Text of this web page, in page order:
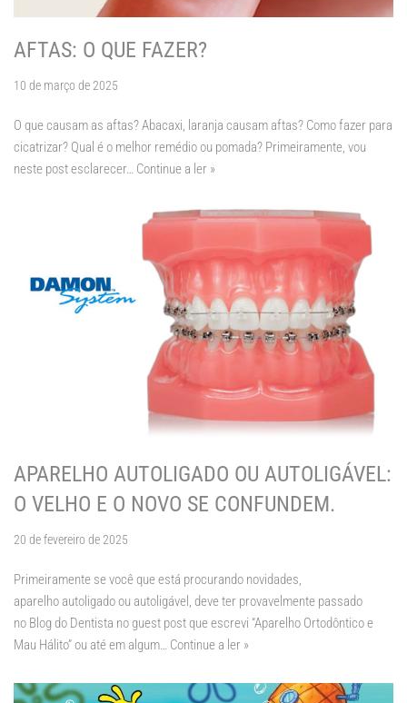
AFTAS: O QUE FAZER?
10 de março de 2025
O que causam as aftas? Abacaxi, laranja causam aftas? Como fazer para
cicatrizar? Qual é o melhor remédio ou pomada? Primeiramente, vou
neste post esclarecer… Continue a ler »
APARELHO AUTOLIGADO OU AUTOLIGÁVEL:
O VELHO E O NOVO SE CONFUNDEM.
20 de fevereiro de 2025
Primeiramente se você que está procurando novidades,
aparelho autoligado ou autoligável, deve ter provavelmente passado
no Blog do Dentista no guest post que escrevi “Aparelho Ortodôntico e
Mau Hálito” ou até em algum… Continue a ler »